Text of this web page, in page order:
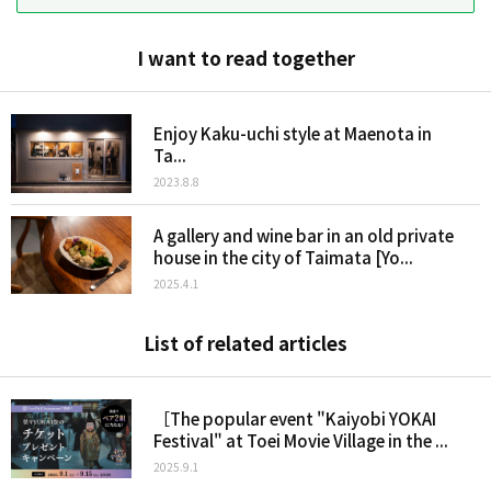
I want to read together
Enjoy Kaku-uchi style at Maenota in
Ta...
2023.8.8
A gallery and wine bar in an old private
house in the city of Taimata [Yo...
2025.4.1
List of related articles
［The popular event "Kaiyobi YOKAI
Festival" at Toei Movie Village in the ...
2025.9.1